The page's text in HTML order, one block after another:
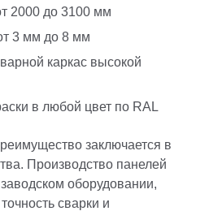
2000 до 3100 мм
3 мм до 8 мм
каркас высокой
в любой цвет по RAL
заключается в
Производство панелей
оборудовании,
сварки и